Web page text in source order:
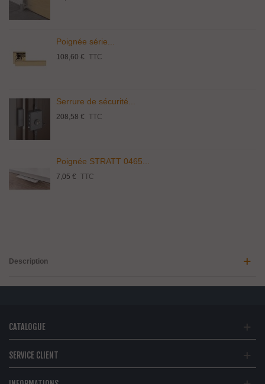
Poignée série...
108,60 € TTC
Serrure de sécurité...
208,58 € TTC
Poignée STRATT 0465...
7,05 € TTC
Description
CATALOGUE
SERVICE CLIENT